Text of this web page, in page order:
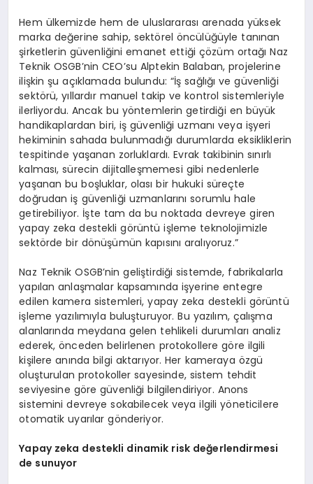
Hem ülkemizde hem de uluslararası arenada yüksek
marka değerine sahip, sektörel öncülüğüyle tanınan
şirketlerin güvenliğini emanet ettiği çözüm ortağı Naz
Teknik OSGB’nin CEO’su Alptekin Balaban, projelerine
ilişkin şu açıklamada bulundu: “İş sağlığı ve güvenliği
sektörü, yıllardır manuel takip ve kontrol sistemleriyle
ilerliyordu. Ancak bu yöntemlerin getirdiği en büyük
handikaplardan biri, iş güvenliği uzmanı veya işyeri
hekiminin sahada bulunmadığı durumlarda eksikliklerin
tespitinde yaşanan zorluklardı. Evrak takibinin sınırlı
kalması, sürecin dijitalleşmemesi gibi nedenlerle
yaşanan bu boşluklar, olası bir hukuki süreçte
doğrudan iş güvenliği uzmanlarını sorumlu hale
getirebiliyor. İşte tam da bu noktada devreye giren
yapay zeka destekli görüntü işleme teknolojimizle
sektörde bir dönüşümün kapısını aralıyoruz.”
Naz Teknik OSGB’nin geliştirdiği sistemde, fabrikalarla
yapılan anlaşmalar kapsamında işyerine entegre
edilen kamera sistemleri, yapay zeka destekli görüntü
işleme yazılımıyla buluşturuyor. Bu yazılım, çalışma
alanlarında meydana gelen tehlikeli durumları analiz
ederek, önceden belirlenen protokollere göre ilgili
kişilere anında bilgi aktarıyor. Her kameraya özgü
oluşturulan protokoller sayesinde, sistem tehdit
seviyesine göre güvenliği bilgilendiriyor. Anons
sistemini devreye sokabilecek veya ilgili yöneticilere
otomatik uyarılar gönderiyor.
Yapay zeka destekli dinamik risk değerlendirmesi
de sunuyor